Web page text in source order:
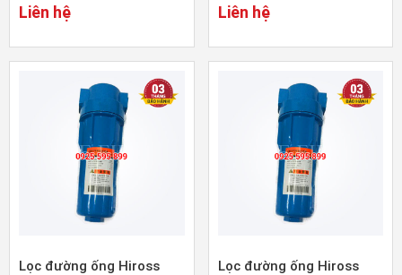
Liên hệ Liên hệ
Lọc đường ống Hiross
Lọc đường ống Hiross